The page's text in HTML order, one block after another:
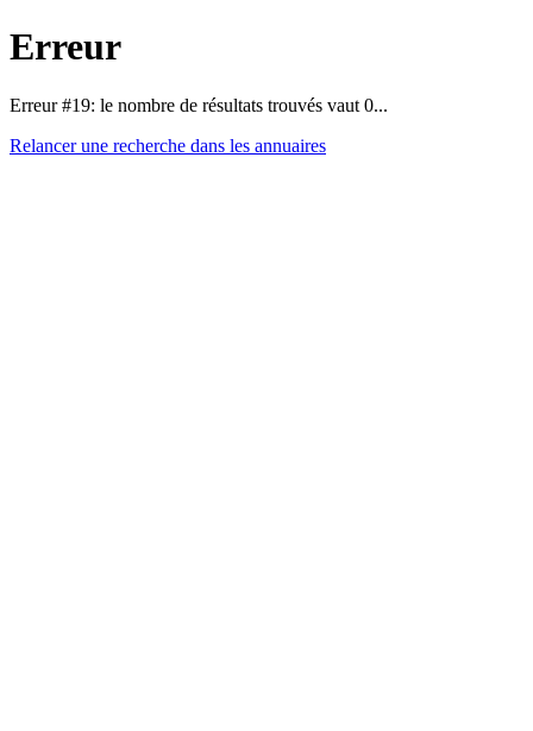
Erreur
Erreur #19: le nombre de résultats trouvés vaut 0...
Relancer une recherche dans les annuaires